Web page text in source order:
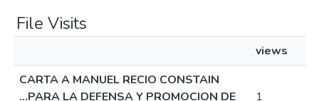
File Visits
views
CARTA A MANUEL RECIO CONSTAIN
...PARA LA DEFENSA Y PROMOCION DE
1